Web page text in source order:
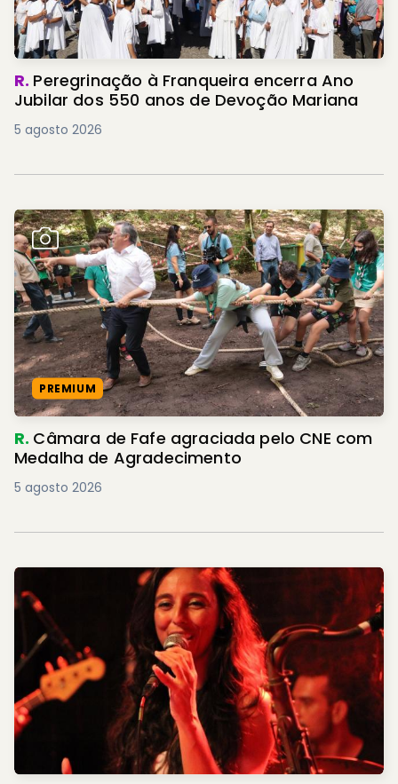
R. Peregrinação à Franqueira encerra Ano
Jubilar dos 550 anos de Devoção Mariana
5 agosto 2026
PREMIUM
R. Câmara de Fafe agraciada pelo CNE com
Medalha de Agradecimento
5 agosto 2026